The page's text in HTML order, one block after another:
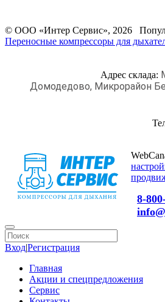
© ООО «Интер Сервис», 2026
Переносные компрессоры для
Адрес склада:
Домодедово, Микрорайон
8-
Вход|Регистрация
Главная
Акции и спецпредложения
Сервис